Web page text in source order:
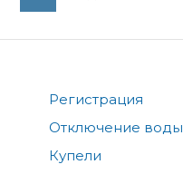
Регистрация
Отключение воды
Купели